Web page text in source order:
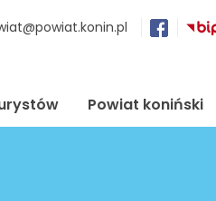
Powiat koniński